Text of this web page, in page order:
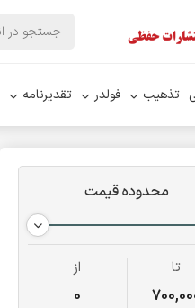
تذهیب فولدر تقدیرنامه
محدوده قیمت
تا از
0